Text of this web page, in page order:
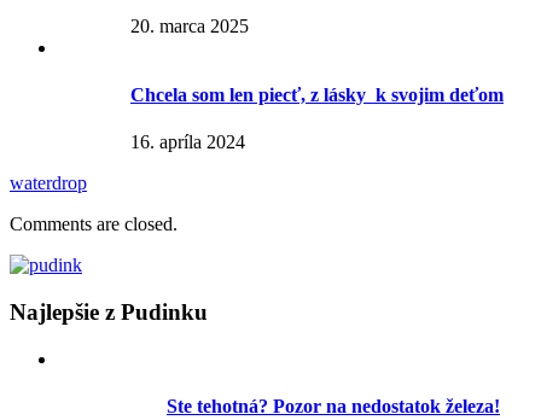
20. marca 2025
Chcela som len piecť, z lásky k svojim deťom
16. apríla 2024
waterdrop
Comments are closed.
Najlepšie z Pudinku
Ste tehotná? Pozor na nedostatok železa!